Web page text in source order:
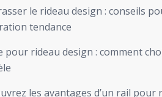
le rideau design : conseils
tendance
pour rideau design : comment
les avantages d’un rail pour